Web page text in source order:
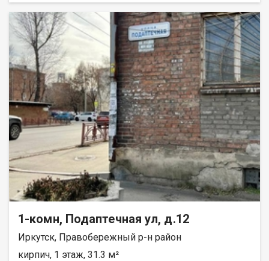
жизни. Документы к сделке готовы, квартира уже ждет
своего покупателя) Данный вариант отлично подойдет для
старта, как первое жилье, так же для студентов, для молодой
пары. Покажем, как данная квартира может выглядеть уже с
отделкой, очень функциональна. Просмотр по
предварительной договоренности.
1-комн, Подаптечная ул, д.12
Иркутск, Правобережный р-н район
кирпич, 1 этаж, 31.3 м²